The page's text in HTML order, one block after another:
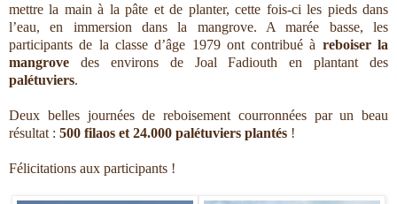
mettre la main à la pâte et de planter, cette fois-ci les pieds dans
l’eau, en immersion dans la mangrove. A marée basse, les
participants de la classe d’âge 1979 ont contribué à reboiser la
mangrove des environs de Joal Fadiouth en plantant des
palétuviers.
Deux belles journées de reboisement courronnées par un beau
résultat : 500 filaos et 24.000 palétuviers plantés !
Félicitations aux participants !